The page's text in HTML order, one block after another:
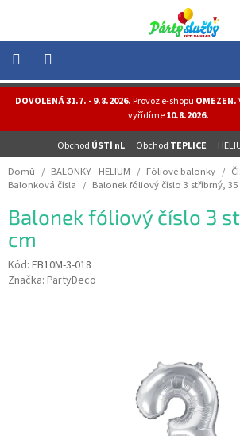
obsah
DOVOLENÁ 31.7. - 9.8.2026.Provoz e-shopu OMEZEN.
vyřídíme10.8.2026.
Obchod ÚSTÍ nL Obchod TEPLICE
NOVINKY
HELIUM
-
OSLAVY
MASKY
-
KOSTÝMY
Domů / BALONKY - HELIUM / Fóliové balonky /
Balonková čísla / Balonek fóliový číslo 3 stříbrný, 35
Balonek fóliový číslo 3
cm
Kód: FB10M-3-018
Značka: PartyDeco